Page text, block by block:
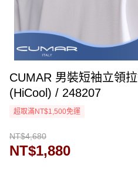
CUMAR 男裝短袖立領
(HiCool) / 248207
超取滿NT$1,500免運
NT$4,680
NT$1,880